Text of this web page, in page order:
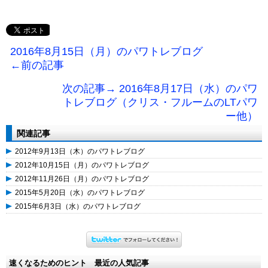
2016年8月15日（月）のパワトレブログ
←前の記事
次の記事→ 2016年8月17日（水）のパワ
トレブログ（クリス・フルームのLTパワ
ー他）
関連記事
2012年9月13日（木）のパワトレブログ
2012年10月15日（月）のパワトレブログ
2012年11月26日（月）のパワトレブログ
2015年5月20日（水）のパワトレブログ
2015年6月3日（水）のパワトレブログ
速くなるためのヒント 最近の人気記事